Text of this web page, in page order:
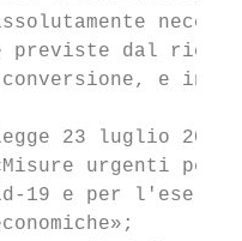
dal
e in
23 luglio
urgenti per
19 e per